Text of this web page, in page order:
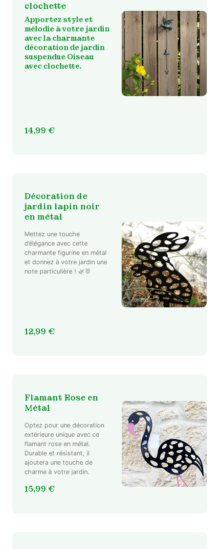
clochette
Apportez style et
mélodie à votre jardin
avec la charmante
décoration de jardin
suspendue Oiseau
avec clochette.
14,99 €
Décoration de
jardin lapin noir
en métal
Mettez une touche
d’élégance avec cette
charmante figurine en métal
et donnez à votre jardin une
note particulière ! 🌿🐰
12,99 €
Flamant Rose en
Métal
Optez pour une décoration
extérieure unique avec ce
flamant rose en métal.
Durable et résistant, il
ajoutera une touche de
charme à votre jardin.
15,99 €